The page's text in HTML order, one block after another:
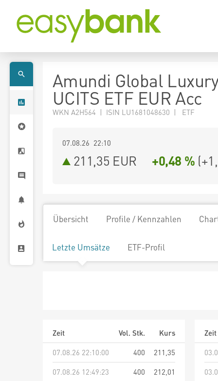
Amundi Global
UCITS ETF EUR Acc
WKN A2H564 | ISIN LU1681048630 | ETF
07.08.26 22:10
211,35 EUR +0,48 % (
Übersicht Profile / Kennzahlen
Letzte Umsätze ETF-Profil
Zeit Vol. Stk.
Kurs
07.08.26 22:10:00
400
211,35
07.08.26 12:49:23
400
212,01
Zeit